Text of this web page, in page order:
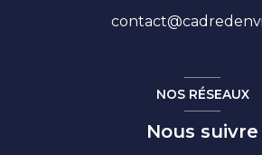
NOS RÉSEAUX
Nous suivre